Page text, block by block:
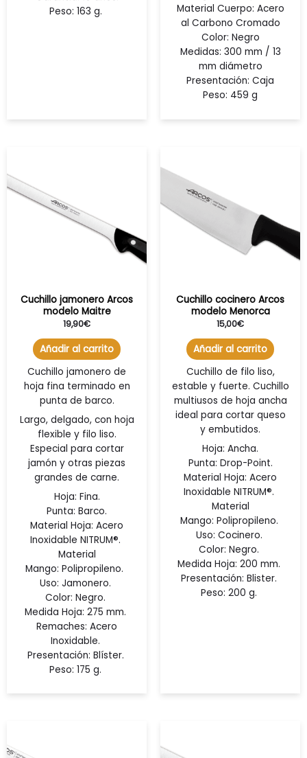
Peso: 163 g.
Material Cuerpo: Acero
al Carbono Cromado
Color: Negro
Medidas: 300 mm / 13
mm diámetro
Presentación: Caja
Peso: 459 g
Cuchillo jamonero Arcos
modelo Maitre
19,90€
Añadir al carrito
Cuchillo jamonero de
hoja fina terminado en
punta de barco.
Largo, delgado, con hoja
flexible y filo liso.
Especial para cortar
jamón y otras piezas
grandes de carne.
Hoja: Fina.
Punta: Barco.
Material Hoja: Acero
Inoxidable NITRUM®.
Material
Mango: Polipropileno.
Uso: Jamonero.
Color: Negro.
Medida Hoja: 275 mm.
Remaches: Acero
Inoxidable.
Presentación: Blíster.
Peso: 175 g.
Cuchillo cocinero Arcos
modelo Menorca
15,00€
Añadir al carrito
Cuchillo de filo liso,
estable y fuerte. Cuchillo
multiusos de hoja ancha
ideal para cortar queso
y embutidos.
Hoja: Ancha.
Punta: Drop-Point.
Material Hoja: Acero
Inoxidable NITRUM®.
Material
Mango: Polipropileno.
Uso: Cocinero.
Color: Negro.
Medida Hoja: 200 mm.
Presentación: Blister.
Peso: 200 g.